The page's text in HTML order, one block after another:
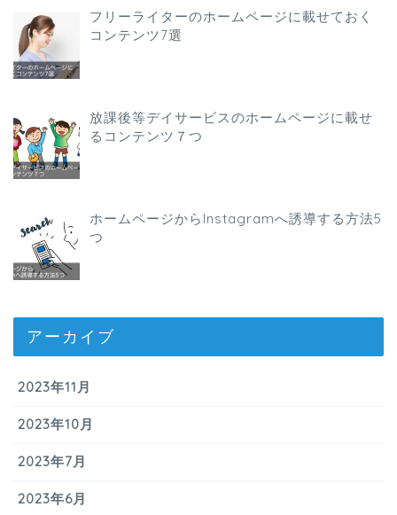
フリーライターのホームページに載せておく
コンテンツ7選
放課後等デイサービスのホームページに載せ
るコンテンツ７つ
ホームページからInstagramへ誘導する方法5
つ
アーカイブ
2023年11月
2023年10月
2023年7月
2023年6月